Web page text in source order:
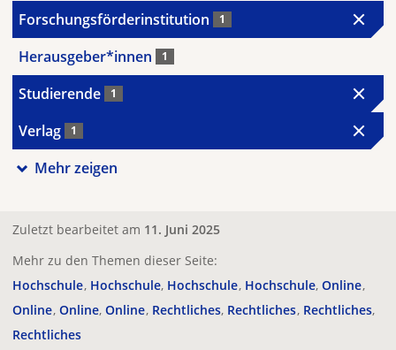
Forschungsförderinstitution 1
Herausgeber*innen 1
Studierende 1
Verlag 1
Mehr zeigen
Zuletzt bearbeitet am 11. Juni 2025
Mehr zu den Themen dieser Seite:
Hochschule Hochschule Hochschule Hochschule Online
Online Online Online Rechtliches Rechtliches Rechtliches
Rechtliches